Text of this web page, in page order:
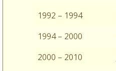
1992 – 1994
1994 – 2000
2000 – 2010